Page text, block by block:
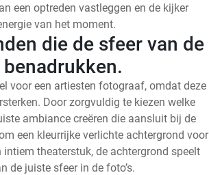
een optreden vastleggen en de kijker
van het moment.
die de sfeer van de
voor een artiesten fotograaf, omdat deze
Door zorgvuldig te kiezen welke
ambiance creëren die aansluit bij de
een kleurrijke verlichte achtergrond voor
theaterstuk, de achtergrond speelt
de juiste sfeer in de foto’s.